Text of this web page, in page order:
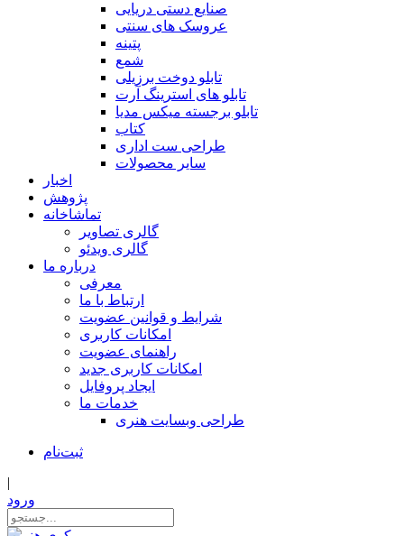
صنایع دستی دریایی
عروسک های سنتی
پتینه
شمع
تابلو دوخت برزیلی
تابلو های استرینگ آرت
تابلو برجسته میکس مدیا
کتاب
طراحی ست اداری
سایر محصولات
اخبار
پژوهش
تماشاخانه
گالری تصاویر
گالری ویدئو
درباره ما
معرفی
ارتباط با ما
شرایط و قوانین عضویت
امکانات کاربری
راهنمای عضویت
امکانات کاربری جدید
ایجاد پروفایل
خدمات ما
طراحی وبسایت هنری
ثبت‌نام
|
ورود